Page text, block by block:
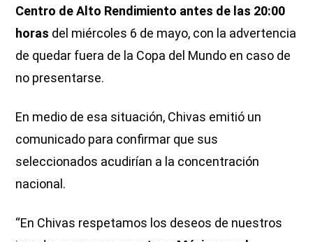
Centro de Alto Rendimiento antes de las 20:00
horas del miércoles 6 de mayo, con la advertencia
de quedar fuera de la Copa del Mundo en caso de
no presentarse.
En medio de esa situación, Chivas emitió un
comunicado para confirmar que sus
seleccionados acudirían a la concentración
nacional.
“En Chivas respetamos los deseos de nuestros